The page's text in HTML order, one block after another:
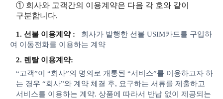
① 회사와 고객간의 이용계약은 다음 각 호와 같이
구분합니다.
1. 선불 이용계약 :
회사가 발행한 선불 USIM카드를 구입하
여 이동전화를 이용하는 계약
2. 렌탈 이용계약:
“고객”이 “회사”의 명의로 개통된 “서비스”를 이용하고자 하
는 경우 “회사”와 계약 체결 후, 요구하는 서류를 제출하고
서비스를 이용하는 계약. 상품에 따라서 반납 없이 제공되는